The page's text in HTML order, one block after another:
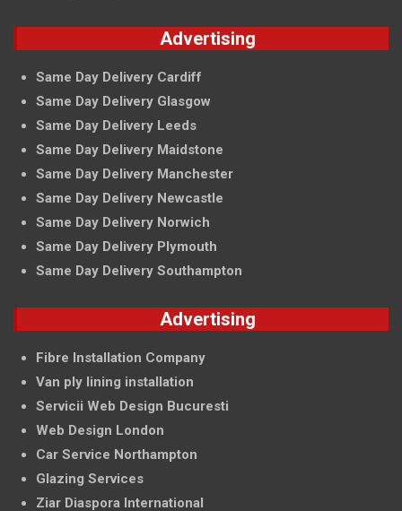
Advertising
Same Day Delivery Cardiff
Same Day Delivery Glasgow
Same Day Delivery Leeds
Same Day Delivery Maidstone
Same Day Delivery Manchester
Same Day Delivery Newcastle
Same Day Delivery Norwich
Same Day Delivery Plymouth
Same Day Delivery Southampton
Advertising
Fibre Installation Company
Van ply lining installation
Servicii Web Design Bucuresti
Web Design London
Car Service Northampton
Glazing Services
Ziar Diaspora International